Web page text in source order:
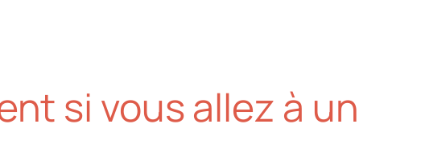
si vous allez à un